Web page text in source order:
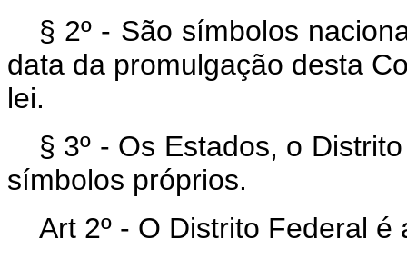
§ 2º - São símbolos
data da promulgação desta
lei.
§ 3º - Os Estados, o
símbolos próprios.
Art 2º - O Distrito Federal é